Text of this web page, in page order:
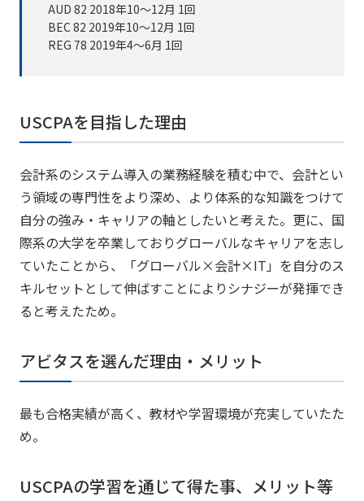
AUD 82 2018年10～12月 1回
BEC 82 2019年10～12月 1回
REG 78 2019年4～6月 1回
USCPAを目指した理由
会計系のシステム導入の業務経験を積む中で、会計とい
う領域の専門性をより深め、より体系的な知識をつけて
自分の強み・キャリアの軸としたいと考えた。更に、国
際系の大学を卒業しておりグローバルなキャリアを志し
ていたことから、「グローバル×会計×IT」を自分のス
キルセットとして伸ばすことによりシナジーが発揮でき
ると考えたため。
アビタスを選んだ理由・メリット
最も合格実績が高く、教材や学習環境が充実していたた
め。
USCPAの学習を通じて得た事、メリット等